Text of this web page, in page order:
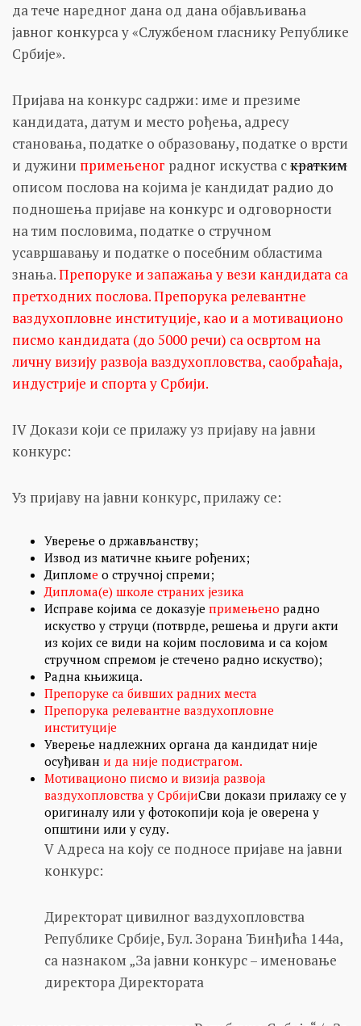
да тече наредног дана од дана објављивања
јавног конкурса у «Службеном гласнику Републике
Србије».
Пријава на конкурс садржи: име и презиме
кандидата, датум и место рођења, адресу
становања, податке о образовању, податке о врсти
и дужини примењеног радног искуства скратким
описом послова на којима је кандидат радио до
подношења пријаве на конкурс и одговорности
на тим пословима, податке о стручном
усавршавању и податке о посебним областима
знања.Препоруке и запажања у вези кандидата са
претходних послова. Препорука релевантне
ваздухопловне институције, као и а мотивационо
писмо кандидата (до 5000 речи) са освртом на
личну визију развоја ваздухопловства, саобраћаја,
индустрије и спорта у Србији.
IV Докази који се прилажу уз пријаву на јавни
конкурс:
Уз пријаву на јавни конкурс, прилажу се:
Уверење о држављанству;
Извод из матичне књиге рођених;
Дипломе о стручној спреми;
Диплома(е) школе страних језика
Исправе којима се доказује примењено радно
искуство у струци (потврде, решења и други акти
из којих се види на којим пословима и са којом
стручном спремом је стечено радно искуство);
Радна књижица.
Препоруке са бивших радних места
Препорука релевантне ваздухопловне
институције
Уверење надлежних органа да кандидат није
осуђиван и да није подистрагом.
Мотивационо писмо и визија развоја
ваздухопловства у СрбијиСви докази прилажу се у
оригиналу или у фотокопији која је оверена у
општини или у суду.
V Адреса на коју се подносе пријаве на јавни
конкурс:
Директорат цивилног ваздухопловства
Републике Србије, Бул. Зорана Ђинђића 144а,
са назнаком „За јавни конкурс – именовање
директора Директората